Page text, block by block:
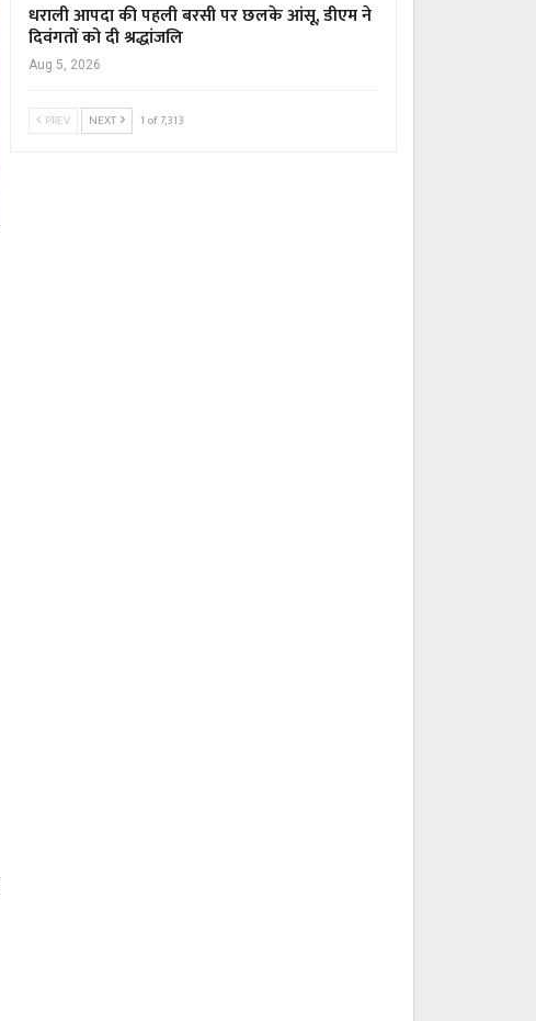
धराली आपदा की पहली बरसी पर छलके आंसू, डीएम ने
दिवंगतों को दी श्रद्धांजलि
Aug 5, 2026
PREV NEXT 1 of 7,313